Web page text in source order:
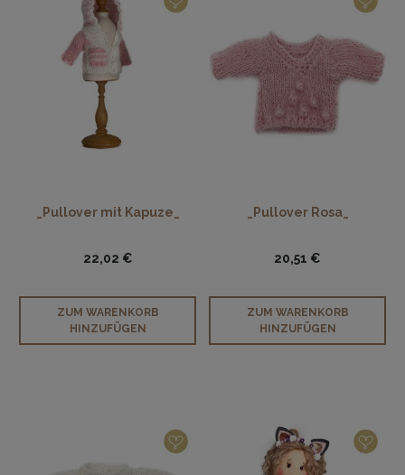
_Pullover mit Kapuze_
22,02 €
ZUM WARENKORB
HINZUFÜGEN
_Pullover Rosa_
20,51 €
ZUM WARENKORB
HINZUFÜGEN